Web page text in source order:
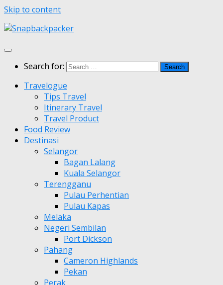
Skip to content
Search for:
Travelogue
Tips Travel
Itinerary Travel
Travel Product
Food Review
Destinasi
Selangor
Bagan Lalang
Kuala Selangor
Terengganu
Pulau Perhentian
Pulau Kapas
Melaka
Negeri Sembilan
Port Dickson
Pahang
Cameron Highlands
Pekan
Perak